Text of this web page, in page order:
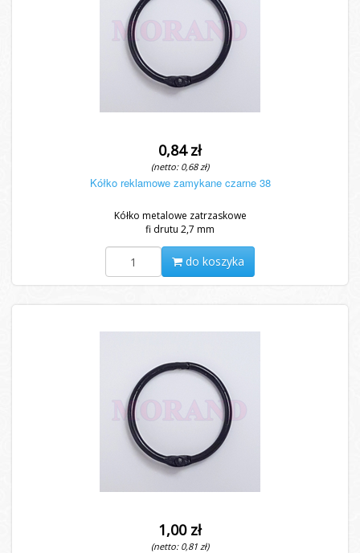
0,84 zł
(netto: 0,68 zł)
Kółko reklamowe zamykane czarne 38
Kółko metalowe zatrzaskowe
fi drutu 2,7 mm
do koszyka
1,00 zł
(netto: 0,81 zł)